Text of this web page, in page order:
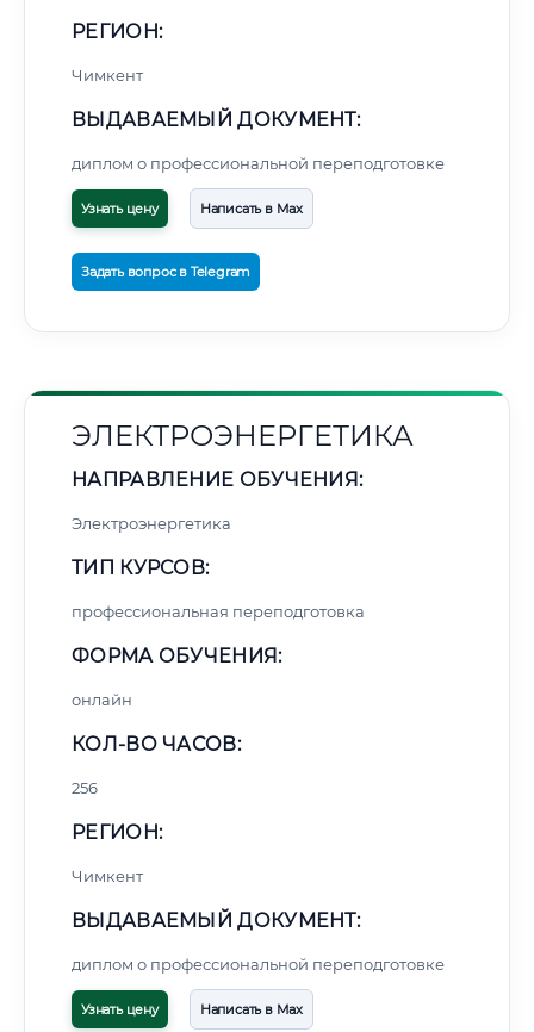
РЕГИОН:
Чимкент
ВЫДАВАЕМЫЙ ДОКУМЕНТ:
диплом о профессиональной переподготовке
Узнать цену Написать в Max
Задать вопрос в Telegram
ЭЛЕКТРОЭНЕРГЕТИКА
НАПРАВЛЕНИЕ ОБУЧЕНИЯ:
Электроэнергетика
ТИП КУРСОВ:
профессиональная переподготовка
ФОРМА ОБУЧЕНИЯ:
онлайн
КОЛ-ВО ЧАСОВ:
256
РЕГИОН:
Чимкент
ВЫДАВАЕМЫЙ ДОКУМЕНТ:
диплом о профессиональной переподготовке
Узнать цену Написать в Max